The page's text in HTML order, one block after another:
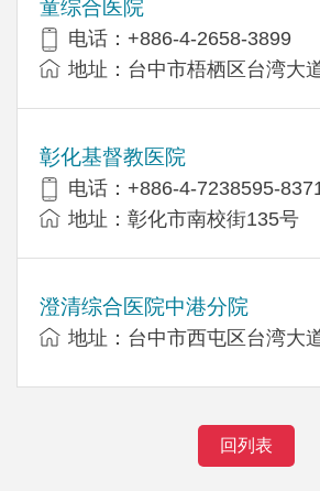
童综合医院
电话：+886-4-2658-3899
地址：台中市梧栖区台湾大
彰化基督教医院
电话：+886-4-7238595-
地址：彰化市南校街135号
澄清综合医院中港分院
地址：台中市西屯区台湾大
回列表